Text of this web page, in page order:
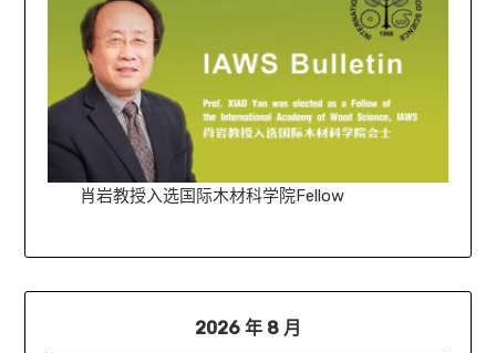
肖岩教授入选国际木材科学院Fellow
2026 年 8 月